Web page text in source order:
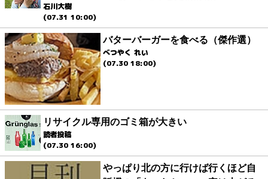
石川大樹
(07.31 10:00)
バターバーガーを食べる（傑作選）
べつやく れい
(07.30 18:00)
リサイクル専用のゴミ箱が大きい
読者投稿
(07.30 16:00)
やっぱり北の方に行けば行くほど自